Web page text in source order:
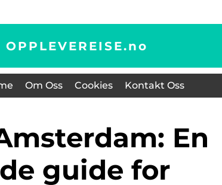
OPPLEVEREISE.no
Om Oss Cookies Kontakt Oss
guide for